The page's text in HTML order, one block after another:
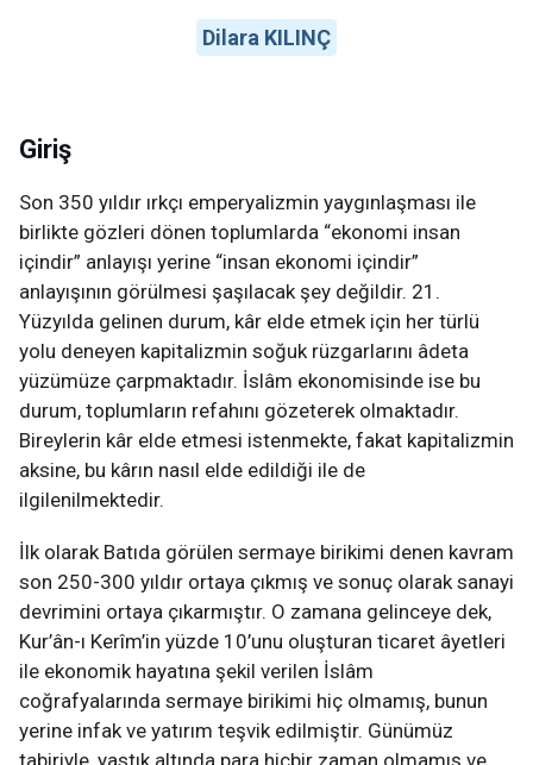
Dilara KILINÇ
Giriş
Son 350 yıldır ırkçı emperyalizmin yaygınlaşması ile
birlikte gözleri dönen toplumlarda “ekonomi insan
içindir” anlayışı yerine “insan ekonomi içindir”
anlayışının görülmesi şaşılacak şey değildir. 21.
Yüzyılda gelinen durum, kâr elde etmek için her türlü
yolu deneyen kapitalizmin soğuk rüzgarlarını âdeta
yüzümüze çarpmaktadır. İslâm ekonomisinde ise bu
durum, toplumların refahını gözeterek olmaktadır.
Bireylerin kâr elde etmesi istenmekte, fakat kapitalizmin
aksine, bu kârın nasıl elde edildiği ile de
ilgilenilmektedir.
İlk olarak Batıda görülen sermaye birikimi denen kavram
son 250-300 yıldır ortaya çıkmış ve sonuç olarak sanayi
devrimini ortaya çıkarmıştır. O zamana gelinceye dek,
Kur’ân-ı Kerîm’in yüzde 10’unu oluşturan ticaret âyetleri
ile ekonomik hayatına şekil verilen İslâm
coğrafyalarında sermaye birikimi hiç olmamış, bunun
yerine infak ve yatırım teşvik edilmiştir. Günümüz
tabiriyle, yastık altında para hiçbir zaman olmamış ve